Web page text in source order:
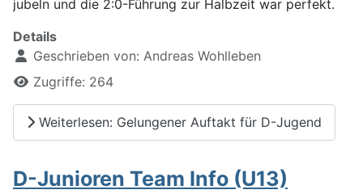
jubeln und die 2:0-Führung zur Halbzeit war perfekt.
Details
Geschrieben von: Andreas Wohlleben
Zugriffe: 264
Weiterlesen: Gelungener Auftakt für D-Jugend
D-Junioren Team Info (U13)